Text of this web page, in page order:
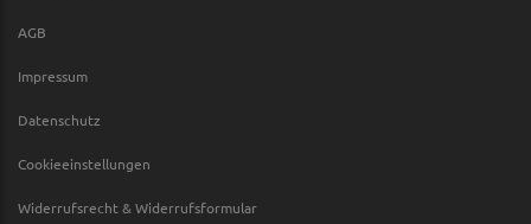
AGB
Impressum
Datenschutz
Cookieeinstellungen
Widerrufsrecht & Widerrufsformular